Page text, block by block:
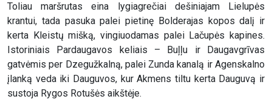
Toliau maršrutas eina lygiagrečiai dešiniajam Lielupės
krantui, tada pasuka palei pietinę Bolderajas kopos dalį ir
kerta Kleistų mišką, vingiuodamas palei Lačupės kapines.
Istoriniais Pardaugavos keliais – Buļļu ir Daugavgrīvas
gatvėmis per Dzegužkalną, palei Zunda kanalą ir Agenskalno
įlanką veda iki Dauguvos, kur Akmens tiltu kerta Dauguvą ir
sustoja Rygos Rotušės aikštėje.